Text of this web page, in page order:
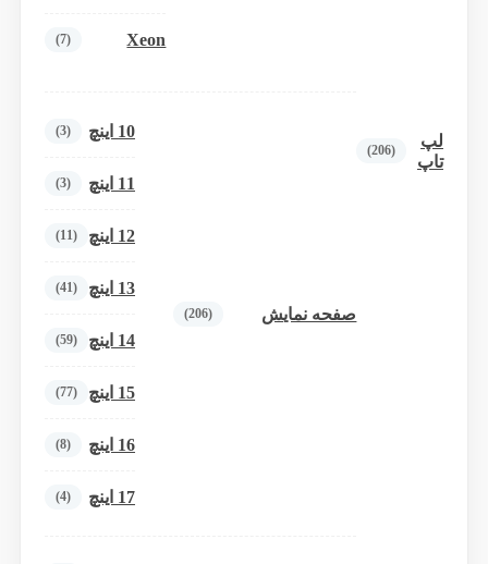
لپ
تاپ
(206)
Xeon
(7)
صفحه نمایش (206)
10 اینچ (3)
11 اینچ (3)
12 اینچ (11)
13 اینچ (41)
14 اینچ (59)
15 اینچ (77)
16 اینچ (8)
17 اینچ (4)